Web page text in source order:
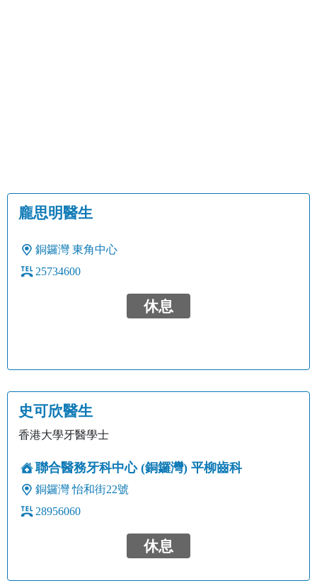
龐思明醫生
銅鑼灣 東角中心
25734600
休息
史可欣醫生
香港大學牙醫學士
聯合醫務牙科中心 (銅鑼灣) 平柳齒科
銅鑼灣 怡和街22號
28956060
休息